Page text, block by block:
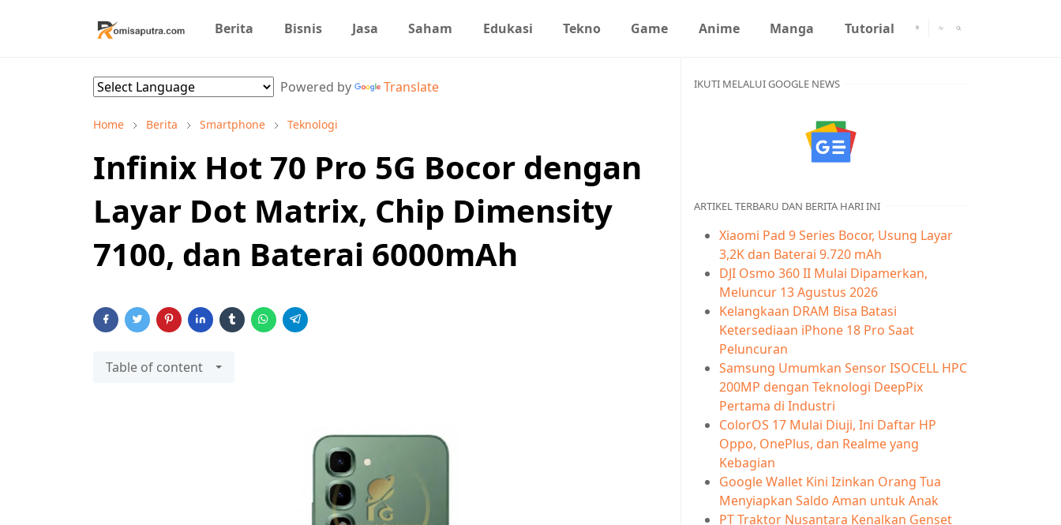
Berita Bisnis Jasa Saham Edukasi Tekno Game Anime Manga Tutorial
Powered by Translate
Home Berita Smartphone Teknologi
Infinix Hot 70 Pro 5G Bocor dengan
Layar Dot Matrix, Chip Dimensity
7100, dan Baterai 6000mAh
Table of content
IKUTI MELALUI GOOGLE NEWS
ARTIKEL TERBARU DAN BERITA HARI INI
Xiaomi Pad 9 Series Bocor, Usung Layar
3,2K dan Baterai 9.720 mAh
DJI Osmo 360 II Mulai Dipamerkan,
Meluncur 13 Agustus 2026
Kelangkaan DRAM Bisa Batasi
Ketersediaan iPhone 18 Pro Saat
Peluncuran
Samsung Umumkan Sensor ISOCELL HPC
200MP dengan Teknologi DeepPix
Pertama di Industri
ColorOS 17 Mulai Diuji, Ini Daftar HP
Oppo, OnePlus, dan Realme yang
Kebagian
Google Wallet Kini Izinkan Orang Tua
Menyiapkan Saldo Aman untuk Anak
PT Traktor Nusantara Kenalkan Genset